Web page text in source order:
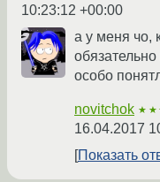
10:23:12 +00:00
а у меня чо,
особо
novitchok
16.04.2017
Показать